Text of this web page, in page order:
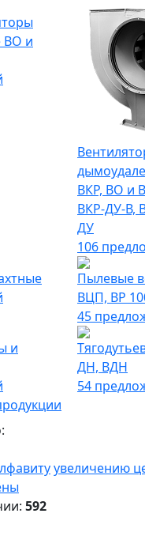
ВО и
ВКР, ВО и
ВКР-ДУ-В,
ДУ
106
Пылевые
ВЦП, ВР
45
и
ДН, ВДН
54
увеличению
592